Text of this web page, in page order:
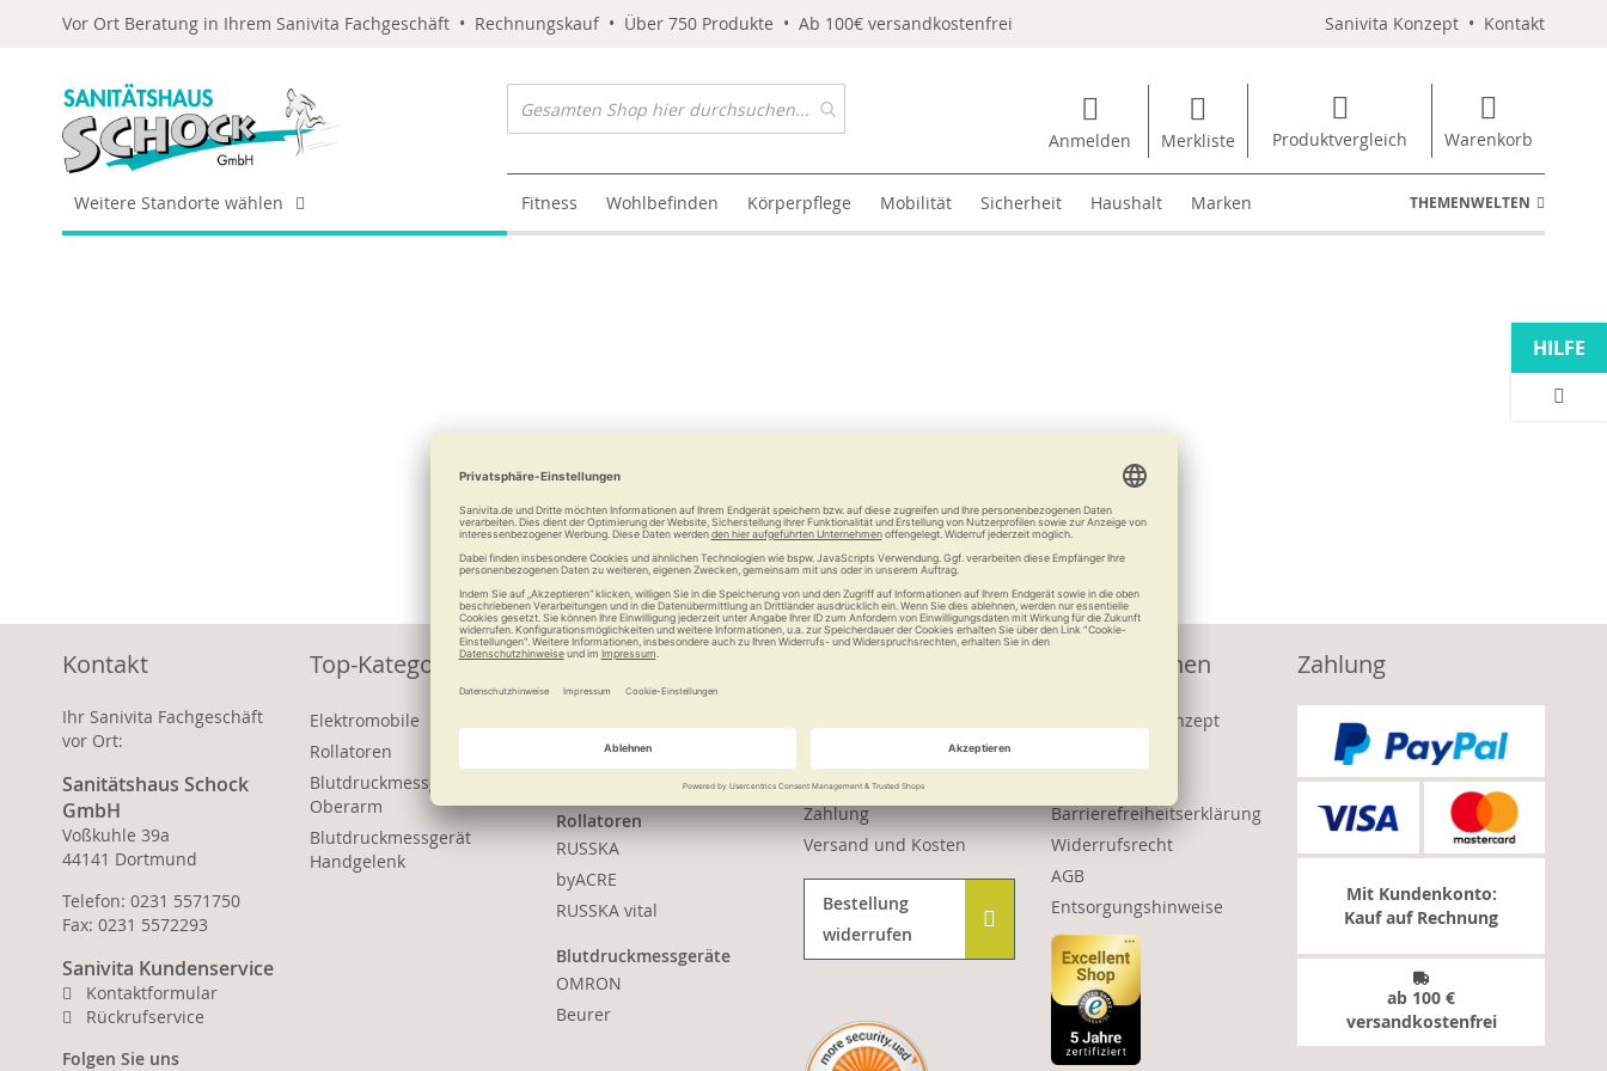
Vor Ort Beratung in Ihrem Sanivita Fachgeschäft • Rechnungskauf • Über 750 Produkte • Ab 100€ versandkostenfrei Sanivita Konzept • Kontakt
Anmelden Merkliste Produktvergleich Warenkorb
Weitere Standorte wählen Fitness Wohlbefinden Körperpflege Mobilität Sicherheit Haushalt Marken THEMENWELTEN
HILFE
Kontakt
Ihr Sanivita Fachgeschäft
vor Ort:
Sanitätshaus Schock
GmbH
Voßkuhle 39a
44141 Dortmund
Telefon: 0231 5571750
Fax: 0231 5572293
Sanivita Kundenservice
Kontaktformular
Rückrufservice
Folgen Sie uns
Top-Kategorien
Elektromobile
Rollatoren
Blutdruckmessgerät
Oberarm
Blutdruckmessgerät
Handgelenk
Top-Produkte
MovingStar
ATTO
Rollatoren
RUSSKA
byACRE
RUSSKA vital
Blutdruckmessgeräte
OMRON
Beurer
Videos
Zahlung
Versand und Kosten
Bestellung
widerrufen
Informationen
Das Sanivita Konzept
Barrierefreiheitserklärung
Widerrufsrecht
AGB
Entsorgungshinweise
Zahlung
Mit Kundenkonto:
Kauf auf Rechnung
ab 100 €
versandkostenfrei